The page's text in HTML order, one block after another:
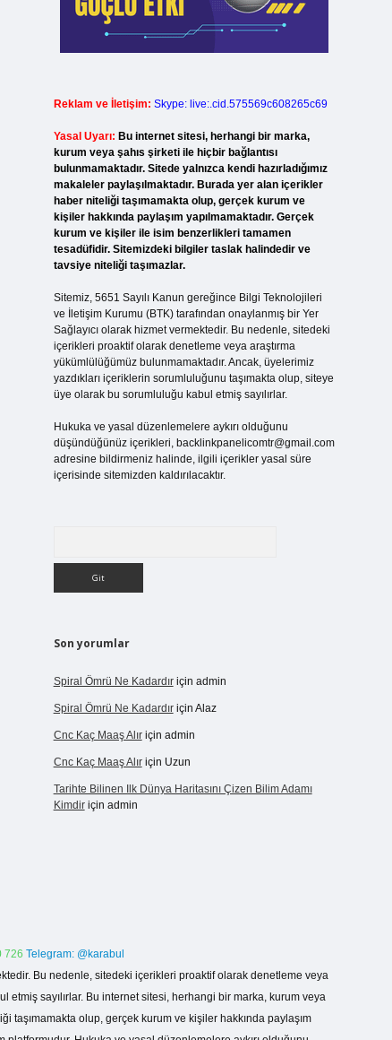
Reklam ve İletişim: Skype: live:.cid.575569c608265c69
Yasal Uyarı: Bu internet sitesi, herhangi bir marka,
kurum veya şahıs şirketi ile hiçbir bağlantısı
bulunmamaktadır. Sitede yalnızca kendi hazırladığımız
makaleler paylaşılmaktadır. Burada yer alan içerikler
haber niteliği taşımamakta olup, gerçek kurum ve
kişiler hakkında paylaşım yapılmamaktadır. Gerçek
kurum ve kişiler ile isim benzerlikleri tamamen
tesadüfidir. Sitemizdeki bilgiler taslak halindedir ve
tavsiye niteliği taşımazlar.
Sitemiz, 5651 Sayılı Kanun gereğince Bilgi Teknolojileri
ve İletişim Kurumu (BTK) tarafından onaylanmış bir Yer
Sağlayıcı olarak hizmet vermektedir. Bu nedenle, sitedeki
içerikleri proaktif olarak denetleme veya araştırma
yükümlülüğümüz bulunmamaktadır. Ancak, üyelerimiz
yazdıkları içeriklerin sorumluluğunu taşımakta olup, siteye
üye olarak bu sorumluluğu kabul etmiş sayılırlar.
Hukuka ve yasal düzenlemelere aykırı olduğunu
düşündüğünüz içerikleri, backlinkpanelicomtr@gmail.com
adresine bildirmeniz halinde, ilgili içerikler yasal süre
içerisinde sitemizden kaldırılacaktır.
Son yorumlar
Spiral Ömrü Ne Kadardıriçin admin
Spiral Ömrü Ne Kadardıriçin Alaz
Cnc Kaç Maaş Alıriçin admin
Cnc Kaç Maaş Alıriçin Uzun
Tarihte Bilinen Ilk Dünya Haritasını Çizen Bilim Adamı
Kimdiriçin admin
726 Telegram: @karabul
Bu nedenle, sitedeki içerikleri proaktif olarak denetleme veya
etmiş sayılırlar. Bu internet sitesi, herhangi bir marka, kurum veya
taşımamakta olup, gerçek kurum ve kişiler hakkında paylaşım